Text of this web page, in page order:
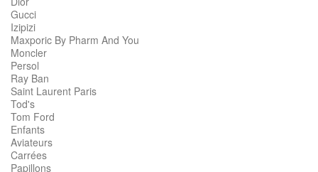
Gucci
Izipizi
Maxporic By Pharm And You
Moncler
Persol
Ray Ban
Saint Laurent Paris
Tod's
Tom Ford
Enfants
Aviateurs
Carrées
Papillons